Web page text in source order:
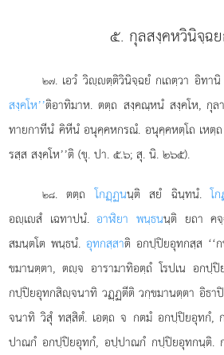
๕. กุลสงฺคหวินิจฺฉ
๒๗. เอวํ วิฺตฺติวินิจฺฉยํ กเถตฺวา อิทา
สงฺคโห’’ติอาทิมาห. ตตฺถ สงฺคณฺหนํ สงฺคโห, กุล
ทายกาทีนํ คิหีนํ อนุคฺคหกรณํ. อนุคฺคหตฺโถ เหตฺ
รสฺส สงฺคโห’’ติ (ขุ. ปา. ๕.๖; สุ. นิ. ๒๖๕).
๒๘. ตตฺถโกฏฺฏนนฺติ สยํ ฉินฺทนํ.โ
อฺเสํ เฉทาปนํ.อาฬิยา พนฺธนนฺติ ยถา ค
สมนฺตโต พนฺธนํ.อุทกสฺสาติ อกปฺปิยอุทกสฺส ‘‘
ขมานตฺตา, ตฺจ อารามาทิอตฺถํ โรปเน อกปฺปิย
กปฺปิยอุทกสิฺจนาทิ วฏฺฏตีติ วกฺขมานตฺตา อิธ
จนาทิ วิสุํ ทสฺสิตํ. เอตฺถ จ กตมํ อกปฺปิยอุทกํ,
ปาณกํ อกปฺปิยอุทกํ, อปฺปาณกํ กปฺปิยอุทกนฺติ.